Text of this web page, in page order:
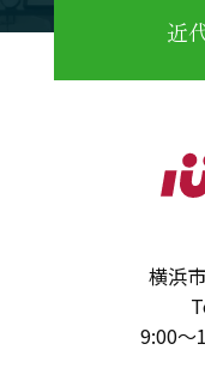
近
横浜
9:00～